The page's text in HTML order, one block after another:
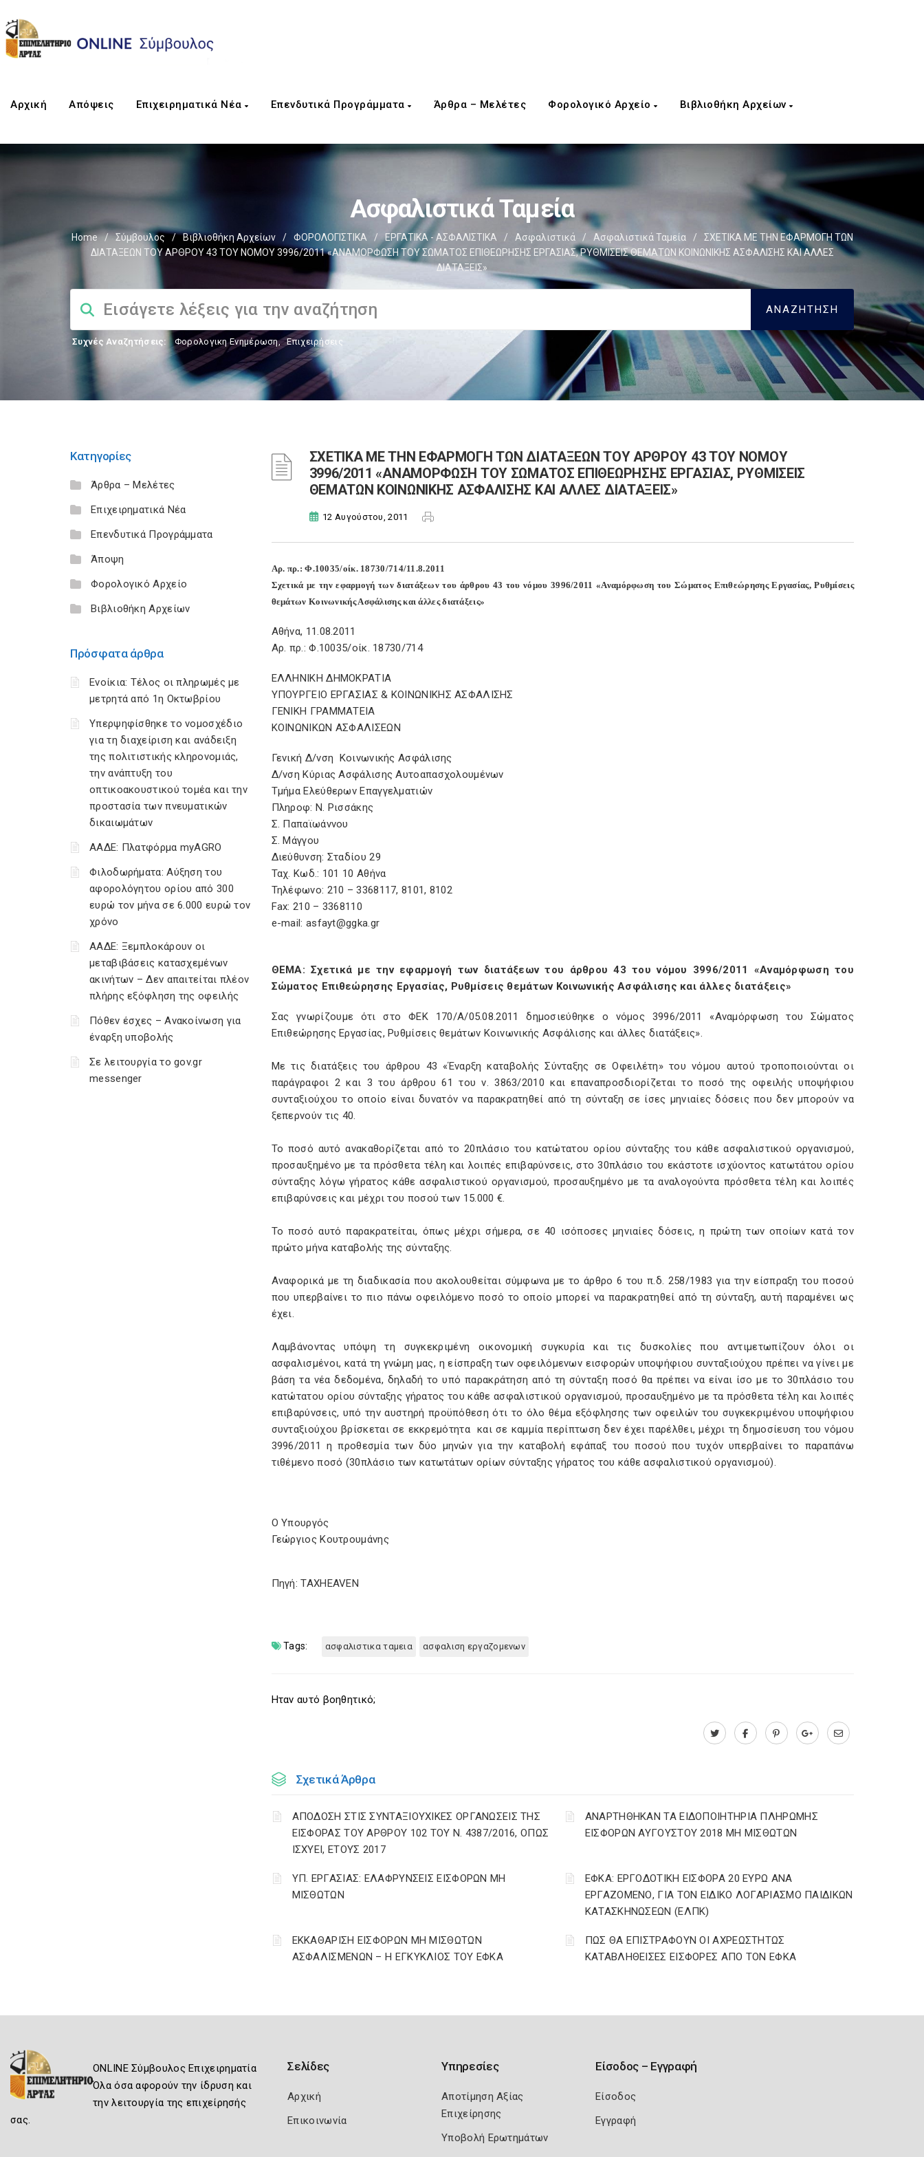
Αρχική Απόψεις Επιχειρηματικά Νέα Επενδυτικά Προγράμματα Άρθρα – Μελέτες Φορολογικό Αρχείο Βιβλιοθήκη Αρχείων
Ασφαλιστικά Ταμεία
Home / Σύμβουλος / Βιβλιοθήκη Αρχείων / ΦΟΡΟΛΟΓΙΣΤΙΚΑ / ΕΡΓΑΤΙΚΑ - ΑΣΦΑΛΙΣΤΙΚΑ / Ασφαλιστικά / Ασφαλιστικά Ταμεία /
ΣΧΕΤΙΚΑ ΜΕ ΤΗΝ ΕΦΑΡΜΟΓΗ ΤΩΝ
ΔΙΑΤΑΞΕΩΝ ΤΟΥ ΑΡΘΡΟΥ 43 ΤΟΥ ΝΟΜΟΥ 3996/2011 «ΑΝΑΜΟΡΦΩΣΗ ΤΟΥ ΣΩΜΑΤΟΣ ΕΠΙΘΕΩΡΗΣΗΣ ΕΡΓΑΣΙΑΣ, ΡΥΘΜΙΣΕΙΣ ΘΕΜΑΤΩΝ ΚΟΙΝΩΝΙΚΗΣ ΑΣΦΑΛΙΣΗΣ ΚΑΙ ΑΛΛΕΣ
ΔΙΑΤΑΞΕΙΣ»
Συχνές Αναζητήσεις: Φορολογικη Ενημέρωση, Επιχειρήσεις
Κατηγορίες
Άρθρα – Μελέτες
Επιχειρηματικά Νέα
Επενδυτικά Προγράμματα
Άποψη
Φορολογικό Αρχείο
Βιβλιοθήκη Αρχείων
Πρόσφατα άρθρα
Ενοίκια: Τέλος οι πληρωμές με
μετρητά από 1η Οκτωβρίου
Υπερψηφίσθηκε το νομοσχέδιο
για τη διαχείριση και ανάδειξη
της πολιτιστικής κληρονομιάς,
την ανάπτυξη του
οπτικοακουστικού τομέα και την
προστασία των πνευματικών
δικαιωμάτων
ΑΑΔΕ: Πλατφόρμα myAGRO
Φιλοδωρήματα: Αύξηση του
αφορολόγητου ορίου από 300
ευρώ τον μήνα σε 6.000 ευρώ τον
χρόνο
ΑΑΔΕ: Ξεμπλοκάρουν οι
μεταβιβάσεις κατασχεμένων
ακινήτων – Δεν απαιτείται πλέον
πλήρης εξόφληση της οφειλής
Πόθεν έσχες – Ανακοίνωση για
έναρξη υποβολής
Σε λειτουργία το gov.gr
messenger
ΣΧΕΤΙΚΑ ΜΕ ΤΗΝ ΕΦΑΡΜΟΓΗ ΤΩΝ ΔΙΑΤΑΞΕΩΝ ΤΟΥ ΑΡΘΡΟΥ 43 ΤΟΥ ΝΟΜΟΥ
3996/2011 «ΑΝΑΜΟΡΦΩΣΗ ΤΟΥ ΣΩΜΑΤΟΣ ΕΠΙΘΕΩΡΗΣΗΣ ΕΡΓΑΣΙΑΣ, ΡΥΘΜΙΣΕΙΣ
ΘΕΜΑΤΩΝ ΚΟΙΝΩΝΙΚΗΣ ΑΣΦΑΛΙΣΗΣ ΚΑΙ ΑΛΛΕΣ ΔΙΑΤΑΞΕΙΣ»
12 Αυγούστου, 2011
Aρ. πρ.: Φ.10035/οίκ. 18730/714/11.8.2011
Σχετικά με την εφαρμογή των διατάξεων του άρθρου 43 του νόμου 3996/2011 «Αναμόρφωση του Σώματος Επιθεώρησης Εργασίας, Ρυθμίσεις
θεμάτων Κοινωνικής Ασφάλισης και άλλες διατάξεις»
Αθήνα, 11.08.2011
Aρ. πρ.: Φ.10035/οίκ. 18730/714
ΕΛΛΗΝΙΚΗ ΔΗΜΟΚΡΑΤΙΑ
ΥΠΟΥΡΓΕΙΟ ΕΡΓΑΣΙΑΣ & ΚΟΙΝΩΝΙΚΗΣ ΑΣΦΑΛΙΣΗΣ
ΓΕΝΙΚΗ ΓΡΑΜΜΑΤΕΙΑ
ΚΟΙΝΩΝΙΚΩΝ ΑΣΦΑΛΙΣΕΩΝ
Γενική Δ/νση Κοινωνικής Ασφάλισης
Δ/νση Κύριας Ασφάλισης Αυτοαπασχολουμένων
Τμήμα Ελεύθερων Επαγγελματιών
Πληροφ: Ν. Ρισσάκης
Σ. Παπαϊωάννου
Σ. Μάγγου
Διεύθυνση: Σταδίου 29
Ταχ. Κωδ.: 101 10 Αθήνα
Τηλέφωνο: 210 – 3368117, 8101, 8102
Fax: 210 – 3368110
e-mail: asfayt@ggka.gr
ΘΕΜΑ: Σχετικά με την εφαρμογή των διατάξεων του άρθρου 43 του νόμου 3996/2011 «Αναμόρφωση του
Σώματος Επιθεώρησης Εργασίας, Ρυθμίσεις θεμάτων Κοινωνικής Ασφάλισης και άλλες διατάξεις»
Σας γνωρίζουμε ότι στο ΦΕΚ 170/Α/05.08.2011 δημοσιεύθηκε ο νόμος 3996/2011 «Αναμόρφωση του Σώματος
Επιθεώρησης Εργασίας, Ρυθμίσεις θεμάτων Κοινωνικής Ασφάλισης και άλλες διατάξεις».
Με τις διατάξεις του άρθρου 43 «Έναρξη καταβολής Σύνταξης σε Οφειλέτη» του νόμου αυτού τροποποιούνται οι
παράγραφοι 2 και 3 του άρθρου 61 του ν. 3863/2010 και επαναπροσδιορίζεται το ποσό της οφειλής υποψήφιου
συνταξιούχου το οποίο είναι δυνατόν να παρακρατηθεί από τη σύνταξη σε ίσες μηνιαίες δόσεις που δεν μπορούν να
ξεπερνούν τις 40.
Το ποσό αυτό ανακαθορίζεται από το 20πλάσιο του κατώτατου ορίου σύνταξης του κάθε ασφαλιστικού οργανισμού,
προσαυξημένο με τα πρόσθετα τέλη και λοιπές επιβαρύνσεις, στο 30πλάσιο του εκάστοτε ισχύοντος κατωτάτου ορίου
σύνταξης λόγω γήρατος κάθε ασφαλιστικού οργανισμού, προσαυξημένο με τα αναλογούντα πρόσθετα τέλη και λοιπές
επιβαρύνσεις και μέχρι του ποσού των 15.000 €.
Το ποσό αυτό παρακρατείται, όπως μέχρι σήμερα, σε 40 ισόποσες μηνιαίες δόσεις, η πρώτη των οποίων κατά τον
πρώτο μήνα καταβολής της σύνταξης.
Αναφορικά με τη διαδικασία που ακολουθείται σύμφωνα με το άρθρο 6 του π.δ. 258/1983 για την είσπραξη του ποσού
που υπερβαίνει το πιο πάνω οφειλόμενο ποσό το οποίο μπορεί να παρακρατηθεί από τη σύνταξη, αυτή παραμένει ως
έχει.
Λαμβάνοντας υπόψη τη συγκεκριμένη οικονομική συγκυρία και τις δυσκολίες που αντιμετωπίζουν όλοι οι
ασφαλισμένοι, κατά τη γνώμη μας, η είσπραξη των οφειλόμενων εισφορών υποψήφιου συνταξιούχου πρέπει να γίνει με
βάση τα νέα δεδομένα, δηλαδή το υπό παρακράτηση από τη σύνταξη ποσό θα πρέπει να είναι ίσο με το 30πλάσιο του
κατώτατου ορίου σύνταξης γήρατος του κάθε ασφαλιστικού οργανισμού, προσαυξημένο με τα πρόσθετα τέλη και λοιπές
επιβαρύνσεις, υπό την αυστηρή προϋπόθεση ότι το όλο θέμα εξόφλησης των οφειλών του συγκεκριμένου υποψήφιου
συνταξιούχου βρίσκεται σε εκκρεμότητα και σε καμμία περίπτωση δεν έχει παρέλθει, μέχρι τη δημοσίευση του νόμου
3996/2011 η προθεσμία των δύο μηνών για την καταβολή εφάπαξ του ποσού που τυχόν υπερβαίνει το παραπάνω
τιθέμενο ποσό (30πλάσιο των κατωτάτων ορίων σύνταξης γήρατος του κάθε ασφαλιστικού οργανισμού).
Ο Υπουργός
Γεώργιος Κουτρουμάνης
Πηγή: TAXHEAVEN
Tags: ασφαλιστικα ταμεια ασφαλιση εργαζομενων
Ηταν αυτό βοηθητικό;
Σχετικά Άρθρα
ΑΠΟΔΟΣΗ ΣΤΙΣ ΣΥΝΤΑΞΙΟΥΧΙΚΕΣ ΟΡΓΑΝΩΣΕΙΣ ΤΗΣ
ΕΙΣΦΟΡΑΣ ΤΟΥ ΑΡΘΡΟΥ 102 ΤΟΥ Ν. 4387/2016, ΟΠΩΣ
ΙΣΧΥΕΙ, ΕΤΟΥΣ 2017
ΑΝΑΡΤΗΘΗΚΑΝ ΤΑ ΕΙΔΟΠΟΙΗΤΗΡΙΑ ΠΛΗΡΩΜΗΣ
ΕΙΣΦΟΡΩΝ ΑΥΓΟΥΣΤΟΥ 2018 ΜΗ ΜΙΣΘΩΤΩΝ
ΥΠ. ΕΡΓΑΣΙΑΣ: ΕΛΑΦΡΥΝΣΕΙΣ ΕΙΣΦΟΡΩΝ ΜΗ
ΜΙΣΘΩΤΩΝ
ΕΦΚΑ: ΕΡΓΟΔΟΤΙΚΗ ΕΙΣΦΟΡΑ 20 ΕΥΡΩ ΑΝΑ
ΕΡΓΑΖΟΜΕΝΟ, ΓΙΑ ΤΟΝ ΕΙΔΙΚΟ ΛΟΓΑΡΙΑΣΜΟ ΠΑΙΔΙΚΩΝ
ΚΑΤΑΣΚΗΝΩΣΕΩΝ (ΕΛΠΚ)
ΕΚΚΑΘΑΡΙΣΗ ΕΙΣΦΟΡΩΝ ΜΗ ΜΙΣΘΩΤΩΝ
ΑΣΦΑΛΙΣΜΕΝΩΝ – Η ΕΓΚΥΚΛΙΟΣ ΤΟΥ ΕΦΚΑ
ΠΩΣ ΘΑ ΕΠΙΣΤΡΑΦΟΥΝ ΟΙ ΑΧΡΕΩΣΤΗΤΩΣ
ΚΑΤΑΒΛΗΘΕΙΣΕΣ ΕΙΣΦΟΡΕΣ ΑΠΟ ΤΟΝ ΕΦΚΑ
ONLINE Σύμβουλος Επιχειρηματία
Όλα όσα αφορούν την ίδρυση και
την λειτουργία της επιχείρησής
σας.
Σελίδες
Αρχική
Επικοινωνία
Υπηρεσίες
Αποτίμηση Αξίας
Επιχείρησης
Υποβολή Ερωτημάτων
Είσοδος – Εγγραφή
Είσοδος
Εγγραφή